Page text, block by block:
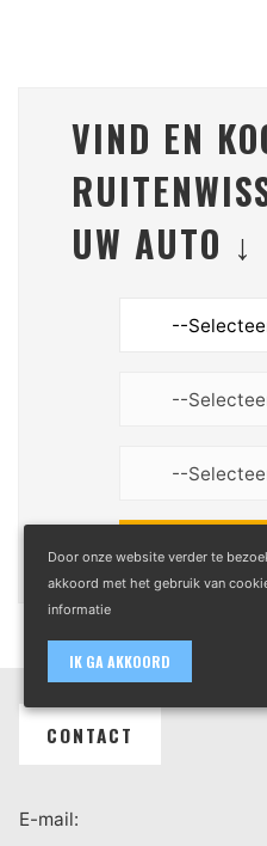
VIND EN
UW AUTO ↓
CONTACT
E-mail:
Door onze website verder te
akkoord met het gebruik van
informatie
IK GA AKKOORD